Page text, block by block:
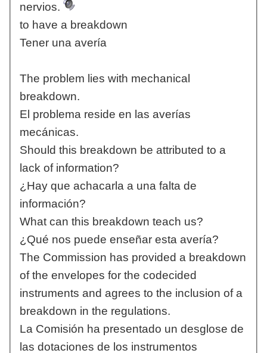
nervios.
to have a breakdown
Tener una avería
The problem lies with mechanical
breakdown.
El problema reside en las averías
mecánicas.
Should this breakdown be attributed to a
lack of information?
¿Hay que achacarla a una falta de
información?
What can this breakdown teach us?
¿Qué nos puede enseñar esta avería?
The Commission has provided a breakdown
of the envelopes for the codecided
instruments and agrees to the inclusion of a
breakdown in the regulations.
La Comisión ha presentado un desglose de
las dotaciones de los instrumentos